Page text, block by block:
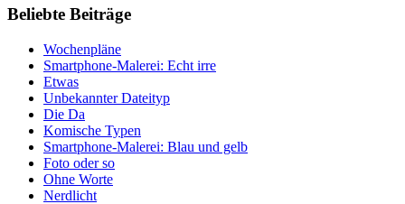
Beliebte Beiträge
Wochenpläne
Smartphone-Malerei: Echt irre
Etwas
Unbekannter Dateityp
Die Da
Komische Typen
Smartphone-Malerei: Blau und gelb
Foto oder so
Ohne Worte
Nerdlicht